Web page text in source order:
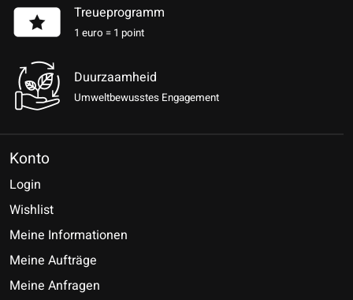
Treueprogramm
1 euro = 1 point
Duurzaamheid
Umweltbewusstes Engagement
Konto
Login
Wishlist
Meine Informationen
Meine Aufträge
Meine Anfragen